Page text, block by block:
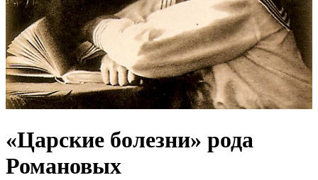
«Царские болезни» рода
Романовых